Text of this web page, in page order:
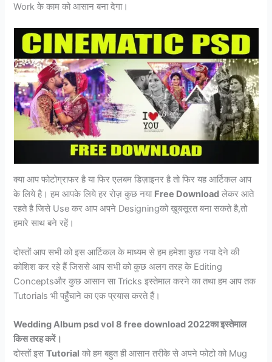
Work के काम को आसान बना देगा।
क्या आप फोटोग्राफर है या फिर एलबम डिज़ाइनर है तो फिर यह आर्टिकल आप
के लिये है। हम आपके लिये हर रोज़ कुछ नया Free Download लेकर आते
रहते है जिसे Use कर आप अपने Designingको ख़ूबसूरत बना सकते है,तो
हमारे साथ बने रहें।
दोस्तों आप सभी को इस आर्टिकल के माध्यम से हम हमेशा कुछ नया देने की
कोशिश कर रहे हैं जिससे आप सभी को कुछ अलग तरह के Editing
Conceptsऔर कुछ आसान सा Tricks इस्तेमाल करने का तथा हम आप तक
Tutorials भी पहुँचाने का एक प्रयास करते हैं।
Wedding Album psd vol 8 free download 2022काइस्तेमाल
किस तरह करें।
दोस्तों इसTutorial को हम बहुत ही आसान तरीके से अपने फोटो को Mug